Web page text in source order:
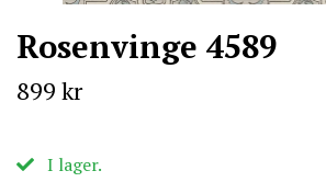
Rosenvinge 4589
899 kr
I lager.